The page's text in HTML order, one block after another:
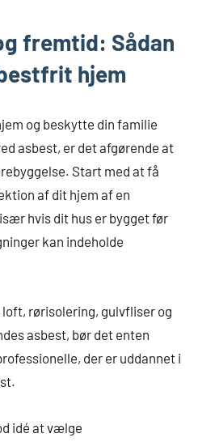
fremtid: Sådan
hjem
og beskytte din familie
asbest, er det afgørende at
Start med at få
af dit hjem af en
hvis dit hus er bygget før
kan indeholde
rørisolering, gulvfliser og
asbest, bør det enten
der er uddannet i
idé at vælge